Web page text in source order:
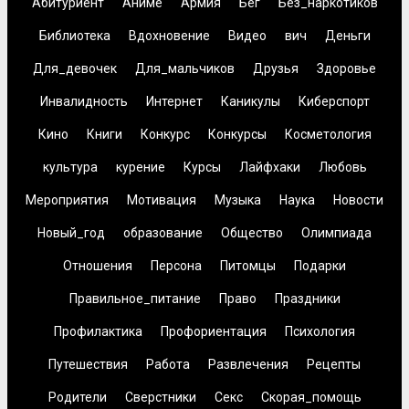
Абитуриент Аниме Армия Бег Без_наркотиков
Библиотека Вдохновение Видео вич Деньги
Для_девочек Для_мальчиков Друзья Здоровье
Инвалидность Интернет Каникулы Киберспорт
Кино Книги Конкурс Конкурсы Косметология
культура курение Курсы Лайфхаки Любовь
Мероприятия Мотивация Музыка Наука Новости
Новый_год образование Общество Олимпиада
Отношения Персона Питомцы Подарки
Правильное_питание Право Праздники
Профилактика Профориентация Психология
Путешествия Работа Развлечения Рецепты
Родители Сверстники Секс Скорая_помощь